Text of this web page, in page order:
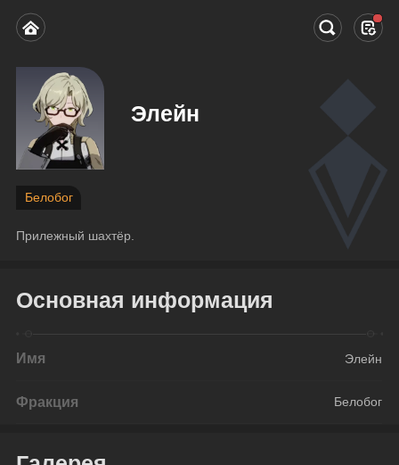
Элейн
Белобог
Прилежный шахтёр.
Основная информация
Имя Элейн
Фракция Белобог